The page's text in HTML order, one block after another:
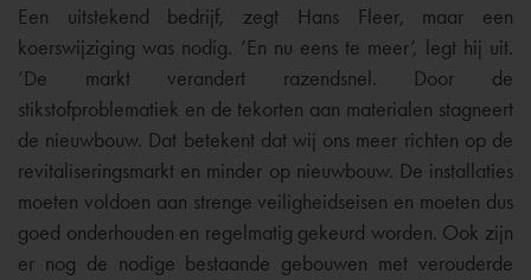
Een uitstekend bedrijf, zegt Hans Fleer, maar een
koerswijziging was nodig. ‘En nu eens te meer’, legt hij uit.
‘De markt verandert razendsnel. Door de
stikstofproblematiek en de tekorten aan materialen stagneert
de nieuwbouw. Dat betekent dat wij ons meer richten op de
revitaliseringsmarkt en minder op nieuwbouw. De installaties
moeten voldoen aan strenge veiligheidseisen en moeten dus
goed onderhouden en regelmatig gekeurd worden. Ook zijn
er nog de nodige bestaande gebouwen met verouderde